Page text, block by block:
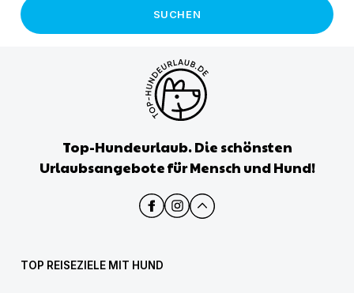
SUCHEN
Top-Hundeurlaub. Die schönsten
Urlaubsangebote für Mensch und Hund!
TOP REISEZIELE MIT HUND